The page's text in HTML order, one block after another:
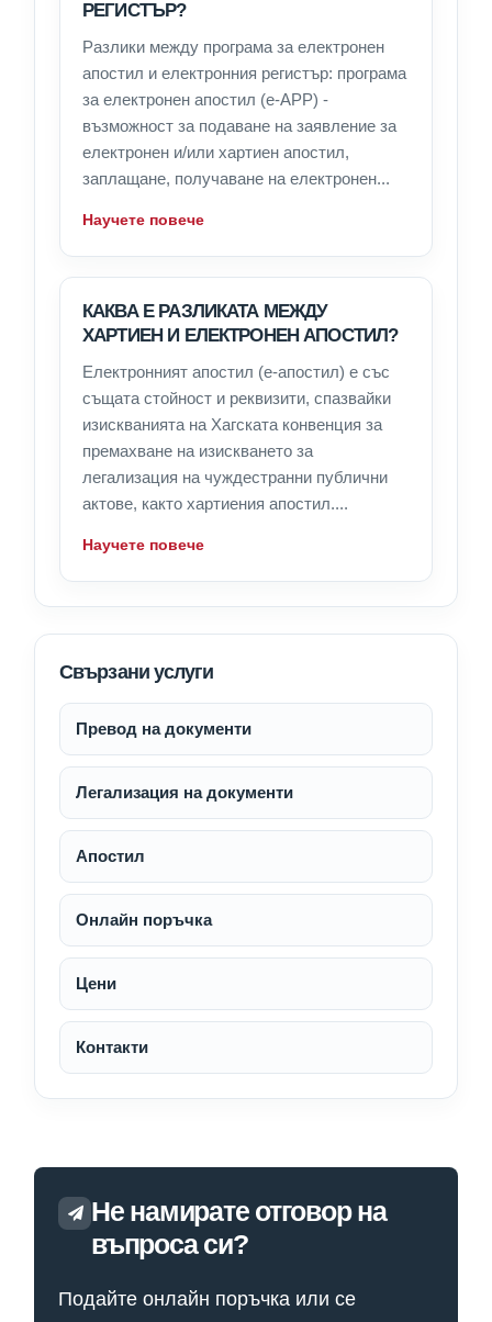
РЕГИСТЪР?
Разлики между програма за електронен
апостил и електронния регистър: програма
за електронен апостил (e-APP) -
възможност за подаване на заявление за
електронен и/или хартиен апостил,
заплащане, получаване на електронен...
Научете повече
КАКВА Е РАЗЛИКАТА МЕЖДУ
ХАРТИЕН И ЕЛЕКТРОНЕН АПОСТИЛ?
Електронният апостил (е-апостил) е със
същата стойност и реквизити, спазвайки
изискванията на Хагската конвенция за
премахване на изискването за
легализация на чуждестранни публични
актове, както хартиения апостил....
Научете повече
Свързани услуги
Превод на документи
Легализация на документи
Апостил
Онлайн поръчка
Цени
Контакти
Не намирате отговор на
въпроса си?
Подайте онлайн поръчка или се